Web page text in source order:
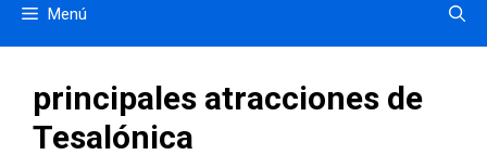
Menú
principales atracciones de
Tesalónica